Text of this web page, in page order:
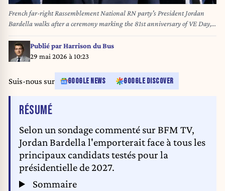
French far-right Rassemblement National RN party's President Jordan
Bardella walks after a ceremony marking the 81st anniversary of VE Day,
or Victory in Europe Day (8 mai 1945), which commemorates the end of
World War II, in La Fleche, north-western France, on May 8, 2026. Photo
by Alexis Jumeau/ABACAPRESS.COM
Publié parHarrison du Bus
29 mai 2026 à 10:23
Suis-nous sur GOOGLE NEWS GOOGLE DISCOVER
RÉSUMÉDE L'ARTICLE
Selon un sondage commenté sur BFM TV,
Jordan Bardella l'emporterait face à tous les
principaux candidats testés pour la
présidentielle de 2027.
Sommaire